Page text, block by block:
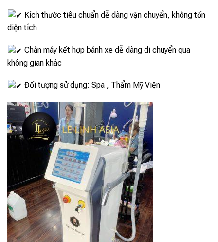
Kích thước tiêu chuẩn dễ dàng vận chuyển, không tốn
diện tích
Chân máy kết hợp bánh xe dễ dàng di chuyển qua
không gian khác
Đối tượng sử dụng: Spa , Thẩm Mỹ Viện